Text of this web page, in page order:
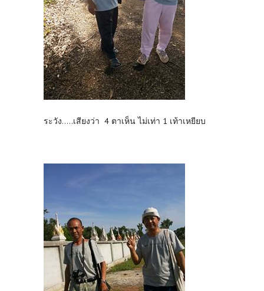
ระวัง.....เสียงว่า 4 ตาเห็น ไม่เท่า 1 เท้าเหยียบ